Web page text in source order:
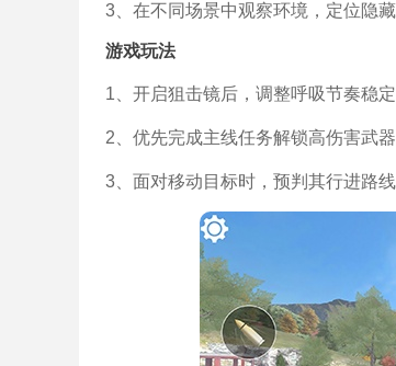
3、在不同场景中观察环境，定位隐
游戏玩法
1、开启狙击镜后，调整呼吸节奏稳
2、优先完成主线任务解锁高伤害武
3、面对移动目标时，预判其行进路